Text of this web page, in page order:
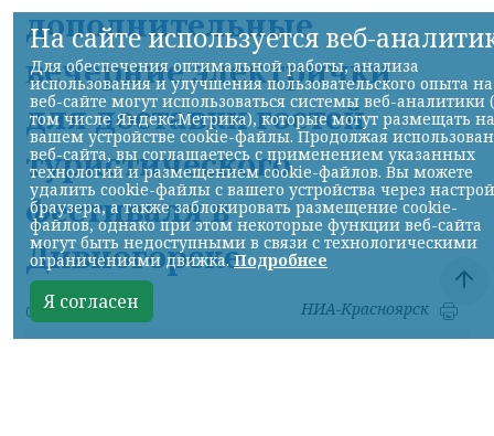
дополнительные
вечерние электрички
для доставки гостей
туристического
фестиваля в
Дивногорске
07.08.2026 17:56 НИА-Красноярск
На сайте используется веб-
Для обеспечения оптимальной работы, анализа
использования и улучшения пользовательского опыта на
веб-сайте могут использоваться системы веб-аналитики
том числе Яндекс.Метрика), которые могут размещать на
вашем устройстве cookie-файлы. Продолжая
веб-сайта, вы соглашаетесь с применением указанных
технологий и размещением cookie-файлов. Вы можете
удалить cookie-файлы с вашего устройства через
браузера, а также заблокировать размещение cookie-
файлов, однако при этом некоторые функции веб-сайта
могут быть недоступными в связи с технологическими
ограничениями движка.Подробнее
Я согласен